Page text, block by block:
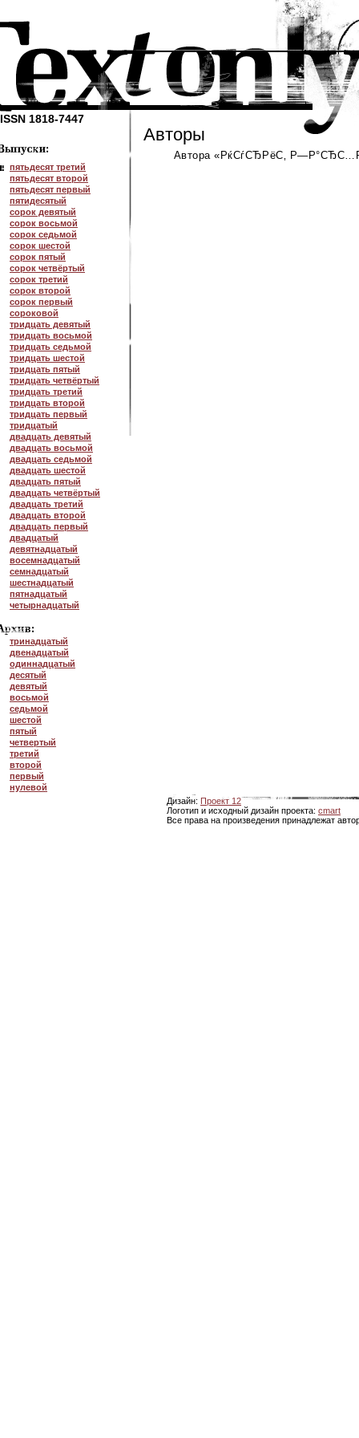
ISSN 1818-7447
пятьдесят третий
пятьдесят второй
пятьдесят первый
пятидесятый
сорок девятый
сорок восьмой
сорок седьмой
сорок шестой
сорок пятый
сорок четвёртый
сорок третий
сорок второй
сорок первый
сороковой
тридцать девятый
тридцать восьмой
тридцать седьмой
тридцать шестой
тридцать пятый
тридцать четвёртый
тридцать третий
тридцать второй
тридцать первый
тридцатый
двадцать девятый
двадцать восьмой
двадцать седьмой
двадцать шестой
двадцать пятый
двадцать четвёртый
двадцать третий
двадцать второй
двадцать первый
двадцатый
девятнадцатый
восемнадцатый
семнадцатый
шестнадцатый
пятнадцатый
четырнадцатый
тринадцатый
двенадцатый
одиннадцатый
десятый
девятый
восьмой
седьмой
шестой
пятый
четвертый
третий
второй
первый
нулевой
Авторы
Автора «РќСѓСЂРёС‚
Дизайн: Проект 12
Логотип и исходный дизайн проекта: cmart
Все права на произведения принадлежат